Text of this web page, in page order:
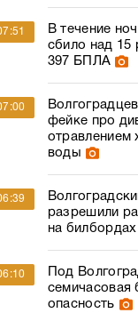
В течение
сбило над 15
397 БПЛА
фейке про
отравлением
воды
разрешили
на билбордах
Под
семичасовая
опасность